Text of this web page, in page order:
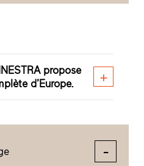
propose
d’Europe.